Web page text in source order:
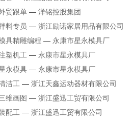
贸跟单 — 洋铭控股集团
料专员 — 浙江励诺家居用品有限公司
具精雕编程 — 永康市星永模具厂
塑机工 — 永康市星永模具厂
永模具 — 永康市星永模具厂
洁工 — 浙江天鑫运动器材有限公司
维画图 — 浙江盛迅工贸有限公司
配工 — 浙江盛迅工贸有限公司